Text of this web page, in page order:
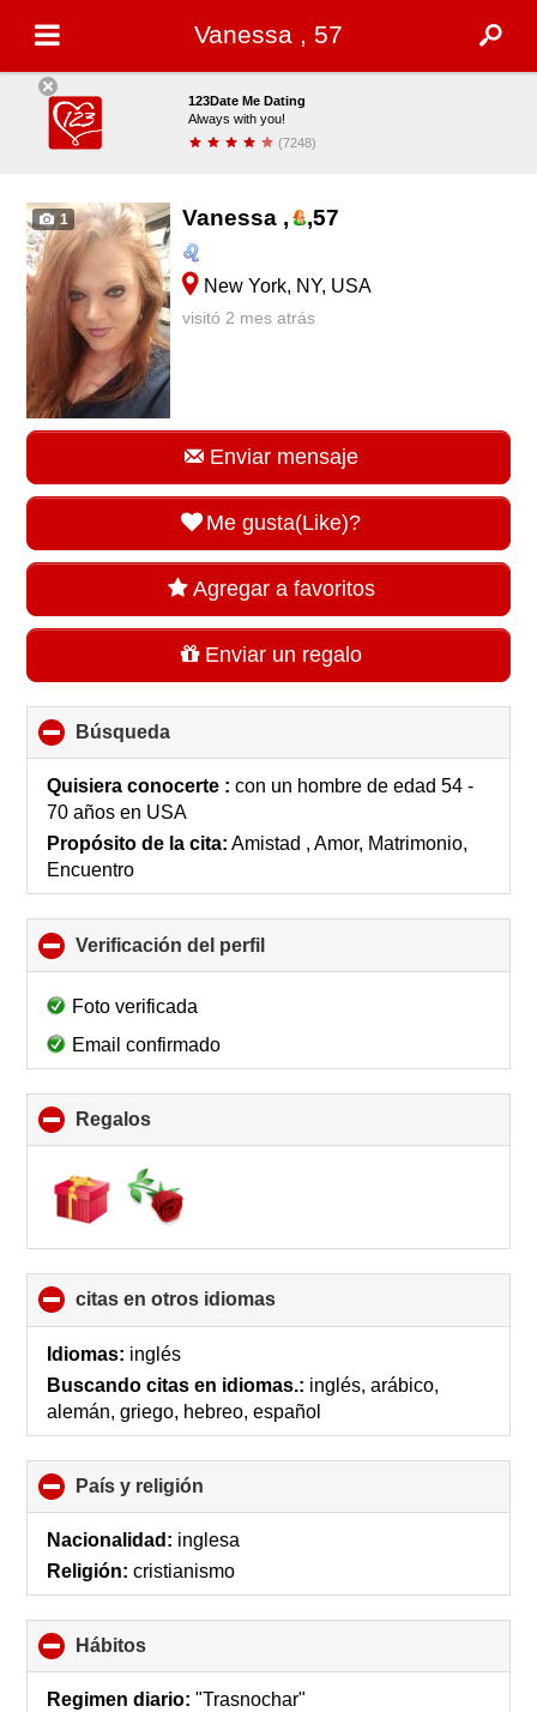
Vanessa , 57
123Date Me Dating
Always with you!
(7248)
1
Vanessa , ,57
New York, NY, USA
visitó 2 mes atrás
Enviar mensaje
Me gusta(Like)?
Agregar a favoritos
Enviar un regalo
Búsqueda
to
collapse
contents
Quisiera conocerte :con un hombre de edad 54 -
70 añosen USA
Propósito de la cita: Amistad , Amor, Matrimonio,
Encuentro
Verificación del perfil
to
Foto verificada
Email confirmado
Regalos
to
contents
citas en otros idiomas
to
Idiomas: inglés
Buscando citas en idiomas.: inglés, arábico,
alemán, griego, hebreo, español
País y religión
to
collapse
Nacionalidad: inglesa
Religión: cristianismo
Hábitos
to
collapse
Regimen diario: "Trasnochar"